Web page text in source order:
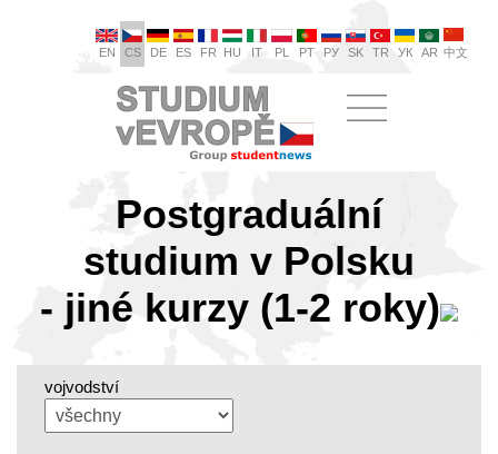
EN CS DE ES FR HU IT PL PT РУ SK TR УК AR 中文
Postgraduální
studium v Polsku
- jiné kurzy (1-2 roky)
vojvodství